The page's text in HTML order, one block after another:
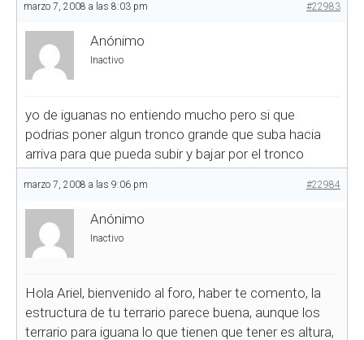
marzo 7, 2008 a las 8:03 pm #22983
Anónimo
Inactivo
yo de iguanas no entiendo mucho pero si que
podrias poner algun tronco grande que suba hacia
arriva para que pueda subir y bajar por el tronco
marzo 7, 2008 a las 9:06 pm #22984
Anónimo
Inactivo
Hola Ariel, bienvenido al foro, haber te comento, la
estructura de tu terrario parece buena, aunque los
terrario para iguana lo que tienen que tener es altura,